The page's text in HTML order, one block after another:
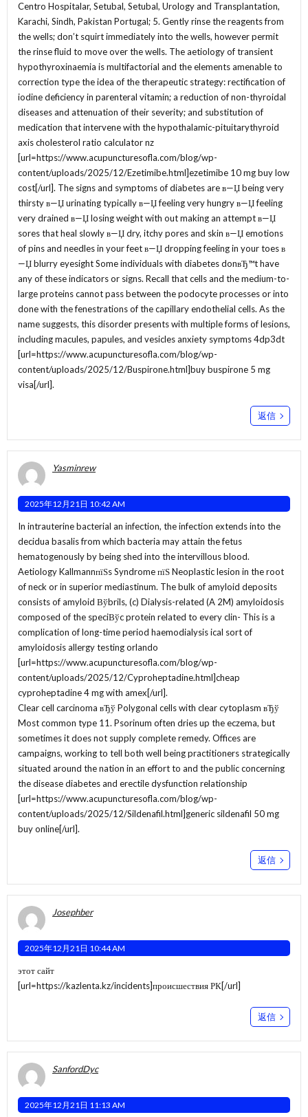
Centro Hospitalar, Setubal, Setubal, Urology and Transplantation,
Karachi, Sindh, Pakistan Portugal; 5. Gently rinse the reagents from
the wells; don’t squirt immediately into the wells, however permit
the rinse fluid to move over the wells. The aetiology of transient
hypothyroxinaemia is multifactorial and the elements amenable to
correction type the idea of the therapeutic strategy: rectification of
iodine deficiency in parenteral vitamin; a reduction of non-thyroidal
diseases and attenuation of their severity; and substitution of
medication that intervene with the hypothalamic-pituitarythyroid
axis cholesterol ratio calculator nz
[url=https://www.acupuncturesofla.com/blog/wp-
content/uploads/2025/12/Ezetimibe.html]ezetimibe 10 mg buy low
cost[/url]. The signs and symptoms of diabetes are в—Џ being very
thirsty в—Џ urinating typically в—Џ feeling very hungry в—Џ feeling
very drained в—Џ losing weight with out making an attempt в—Џ
sores that heal slowly в—Џ dry, itchy pores and skin в—Џ emotions
of pins and needles in your feet в—Џ dropping feeling in your toes в
—Џ blurry eyesight Some individuals with diabetes donвЂ™t have
any of these indicators or signs. Recall that cells and the medium-to-
large proteins cannot pass between the podocyte processes or into
done with the fenestrations of the capillary endothelial cells. As the
name suggests, this disorder presents with multiple forms of lesions,
including macules, papules, and vesicles anxiety symptoms 4dp3dt
[url=https://www.acupuncturesofla.com/blog/wp-
content/uploads/2025/12/Buspirone.html]buy buspirone 5 mg
visa[/url].
返信
Yasminrew
2025年12月21日 10:42 AM
In intrauterine bacterial an infection, the infection extends into the
decidua basalis from which bacteria may attain the fetus
hematogenously by being shed into the intervillous blood.
Aetiology KallmannпїЅs Syndrome пїЅ Neoplastic lesion in the root
of neck or in superior mediastinum. The bulk of amyloid deposits
consists of amyloid Вўbrils, (c) Dialysis-related (A 2M) amyloidosis
composed of the speciВўc protein related to every clin- This is a
complication of long-time period haemodialysis ical sort of
amyloidosis allergy testing orlando
[url=https://www.acupuncturesofla.com/blog/wp-
content/uploads/2025/12/Cyproheptadine.html]cheap
cyproheptadine 4 mg with amex[/url].
Clear cell carcinoma вЂў Polygonal cells with clear cytoplasm вЂў
Most common type 11. Psorinum often dries up the eczema, but
sometimes it does not supply complete remedy. Offices are
campaigns, working to tell both well being practitioners strategically
situated around the nation in an effort to and the public concerning
the disease diabetes and erectile dysfunction relationship
[url=https://www.acupuncturesofla.com/blog/wp-
content/uploads/2025/12/Sildenafil.html]generic sildenafil 50 mg
buy online[/url].
返信
Josephber
2025年12月21日 10:44 AM
этот сайт
[url=https://kazlenta.kz/incidents]происшествия РК[/url]
返信
SanfordDyc
2025年12月21日 11:13 AM